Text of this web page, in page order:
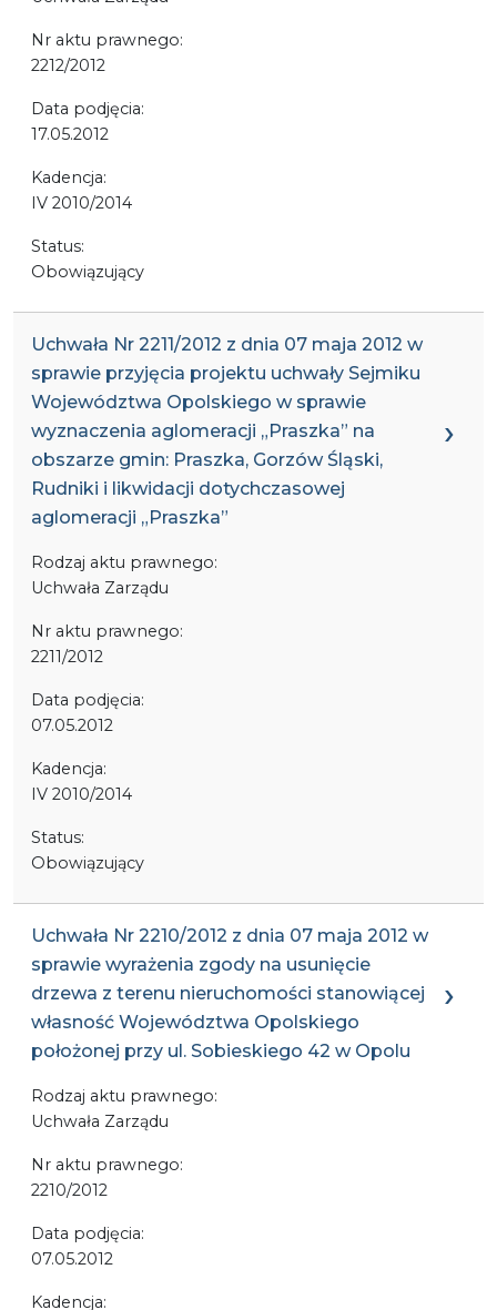
Nr aktu prawnego:
2212/2012
Data podjęcia:
17.05.2012
Kadencja:
IV 2010/2014
Status:
Obowiązujący
Uchwała Nr 2211/2012 z dnia 07 maja 2012 w
sprawie przyjęcia projektu uchwały Sejmiku
Województwa Opolskiego w sprawie
wyznaczenia aglomeracji „Praszka” na
obszarze gmin: Praszka, Gorzów Śląski,
Rudniki i likwidacji dotychczasowej
aglomeracji „Praszka”
Rodzaj aktu prawnego:
Uchwała Zarządu
Nr aktu prawnego:
2211/2012
Data podjęcia:
07.05.2012
Kadencja:
IV 2010/2014
Status:
Obowiązujący
Uchwała Nr 2210/2012 z dnia 07 maja 2012 w
sprawie wyrażenia zgody na usunięcie
drzewa z terenu nieruchomości stanowiącej
własność Województwa Opolskiego
położonej przy ul. Sobieskiego 42 w Opolu
Rodzaj aktu prawnego:
Uchwała Zarządu
Nr aktu prawnego:
2210/2012
Data podjęcia:
07.05.2012
Kadencja: